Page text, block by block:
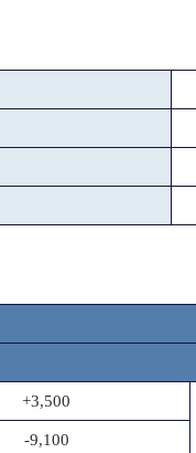
+3,500
-9,100